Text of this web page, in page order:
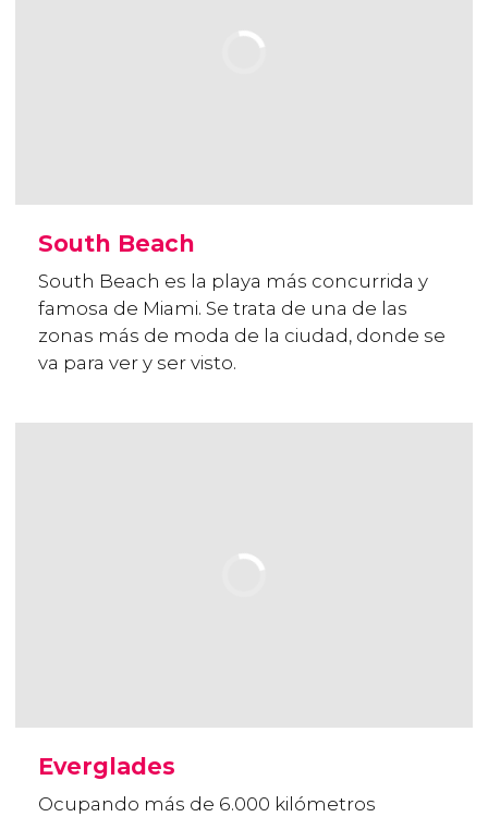
South Beach
South Beach es la playa más concurrida y
famosa de Miami. Se trata de una de las
zonas más de moda de la ciudad, donde se
va para ver y ser visto.
Everglades
Ocupando más de 6.000 kilómetros